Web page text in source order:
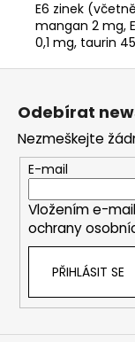
E6 zinek
mangan 2 mg,
0,1 mg, taurin
Z
Odebírat
Nezmeškejte
E-mail
Vložením e-
ochrany
PŘIHLÁSIT SE